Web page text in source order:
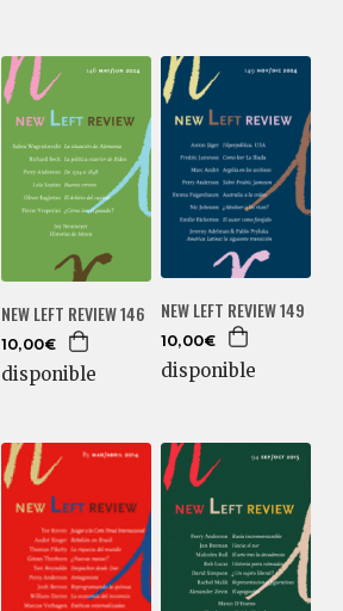
NEW LEFT REVIEW 146
10,00€
disponible
NEW LEFT REVIEW 149
10,00€
disponible